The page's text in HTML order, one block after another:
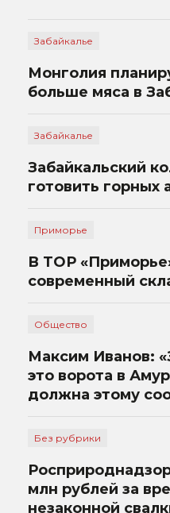
Забайкалье
Монголия
больше мяса в
Забайкалье
Забайкальский
готовить горных
Приморье
В ТОР
современный
Общество
Максим Иванов:
это ворота в
должна этому
Без рубрики
млн рублей за
незаконной